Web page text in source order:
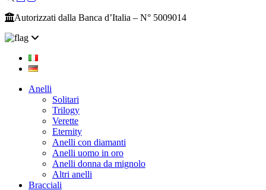
Autorizzati dalla Banca d’Italia – N° 5009014
Anelli
Solitari
Trilogy
Verette
Eternity
Anelli con diamanti
Anelli uomo in oro
Anelli donna da mignolo
Altri anelli
Bracciali